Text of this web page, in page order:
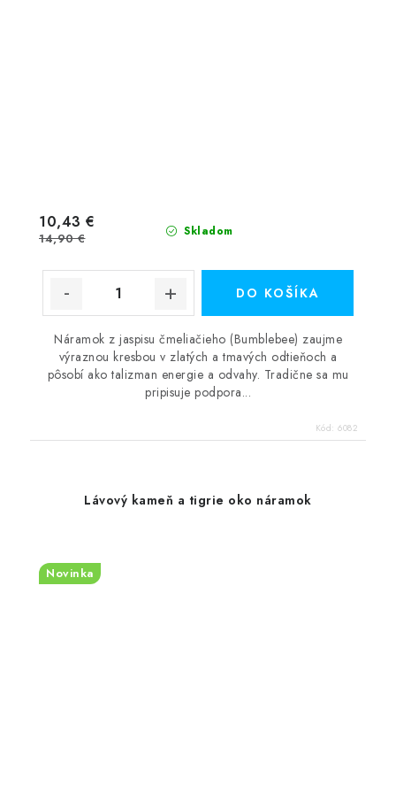
Skladom
10,43 €
14,90 €
DO KOŠÍKA
Náramok z jaspisu čmeliačieho (Bumblebee) zaujme
výraznou kresbou v zlatých a tmavých odtieňoch a
pôsobí ako talizman energie a odvahy. Tradične sa mu
pripisuje podpora...
Kód: 6082
Lávový kameň a tigrie oko náramok
Novinka